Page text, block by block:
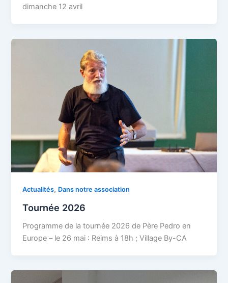
dimanche 12 avril
Actualités, Dans notre association
Tournée 2026
Programme de la tournée 2026 de Père Pedro en
Europe – le 26 mai : Reims à 18h ; Village By-CA